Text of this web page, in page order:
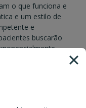
o que funciona e
e um estilo de
e
buscarão